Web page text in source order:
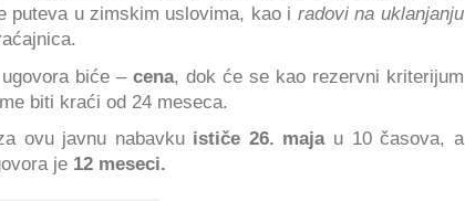
puteva u zimskim uslovima, kao i radovi na uklanjanju
biće – cena, dok će se kao rezervni kriterijum
biti kraći od 24 meseca.
ovu javnu nabavkuističe 26. majau 10 časova, a
je 12 meseci.